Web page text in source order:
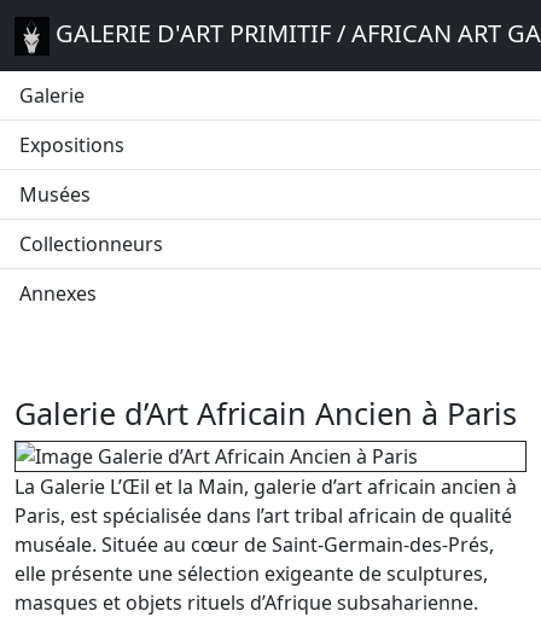
GALERIE D'ART PRIMITIF / AFRICAN ART
Galerie
Expositions
Musées
Collectionneurs
Annexes
Galerie d’Art Africain Ancien à Paris
La Galerie L’Œil et la Main, galerie d’art africain ancien à
Paris, est spécialisée dans l’art tribal africain de qualité
muséale. Située au cœur de Saint-Germain-des-Prés,
elle présente une sélection exigeante de sculptures,
masques et objets rituels d’Afrique subsaharienne.